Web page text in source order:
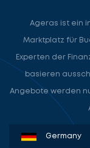
Ageras ist ein
Marktplatz für
Experten der
basieren
Angebote werden
Denmark
Sweden
Norway
Germany
USA